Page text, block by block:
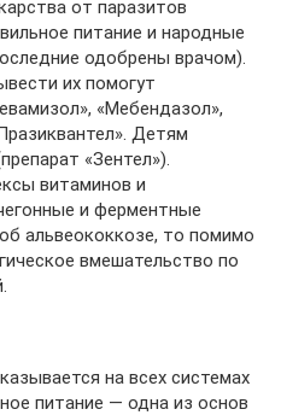
от паразитов
питание и народные
одобрены врачом).
их помогут
«Мебендазол»,
Детям
«Зентел»).
витаминов и
и ферментные
альвеококкозе, то помимо
вмешательство по
на всех системах
питание — одна из основ